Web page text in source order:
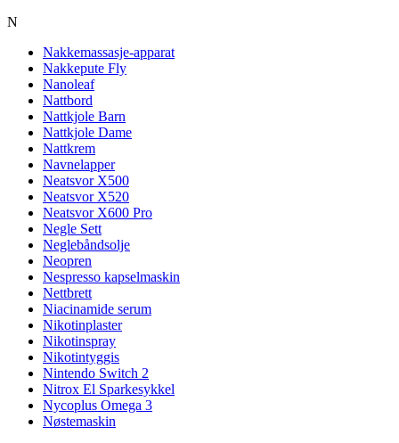
N
Nakkemassasje-apparat
Nakkepute Fly
Nanoleaf
Nattbord
Nattkjole Barn
Nattkjole Dame
Nattkrem
Navnelapper
Neatsvor X500
Neatsvor X520
Neatsvor X600 Pro
Negle Sett
Neglebåndsolje
Neopren
Nespresso kapselmaskin
Nettbrett
Niacinamide serum
Nikotinplaster
Nikotinspray
Nikotintyggis
Nintendo Switch 2
Nitrox El Sparkesykkel
Nycoplus Omega 3
Nøstemaskin